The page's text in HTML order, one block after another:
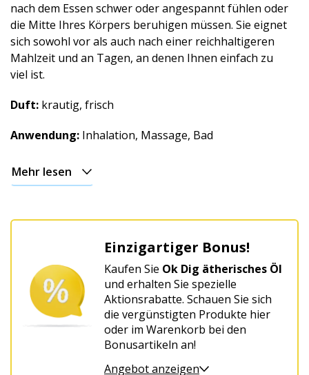
nach dem Essen schwer oder angespannt fühlen oder
die Mitte Ihres Körpers beruhigen müssen. Sie eignet
sich sowohl vor als auch nach einer reichhaltigeren
Mahlzeit und an Tagen, an denen Ihnen einfach zu
viel ist.
Duft: krautig, frisch
Anwendung: Inhalation, Massage, Bad
Mehr lesen
Einzigartiger Bonus!
Kaufen Sie Ok Dig ätherisches Öl
und erhalten Sie spezielle
Aktionsrabatte. Schauen Sie sich
die vergünstigten Produkte hier
oder im Warenkorb bei den
Bonusartikeln an!
Angebot anzeigen